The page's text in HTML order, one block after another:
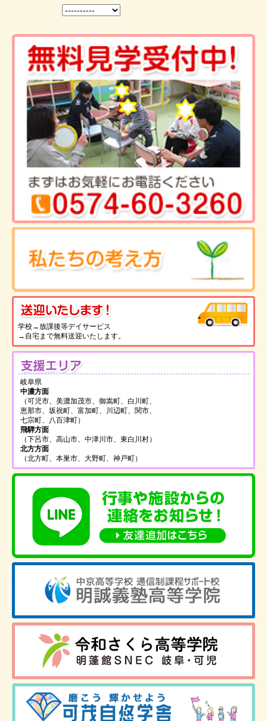
学校→放課後等デイサービス
→自宅まで無料送迎いたします。
岐阜県
中濃方面
（可児市、美濃加茂市、御嵩町、白川町、
恵那市、坂祝町、富加町、川辺町、関市、
七宗町、八百津町）
飛騨方面
（下呂市、高山市、中津川市、東白川村）
北方方面
（北方町、本巣市、大野町、神戸町）